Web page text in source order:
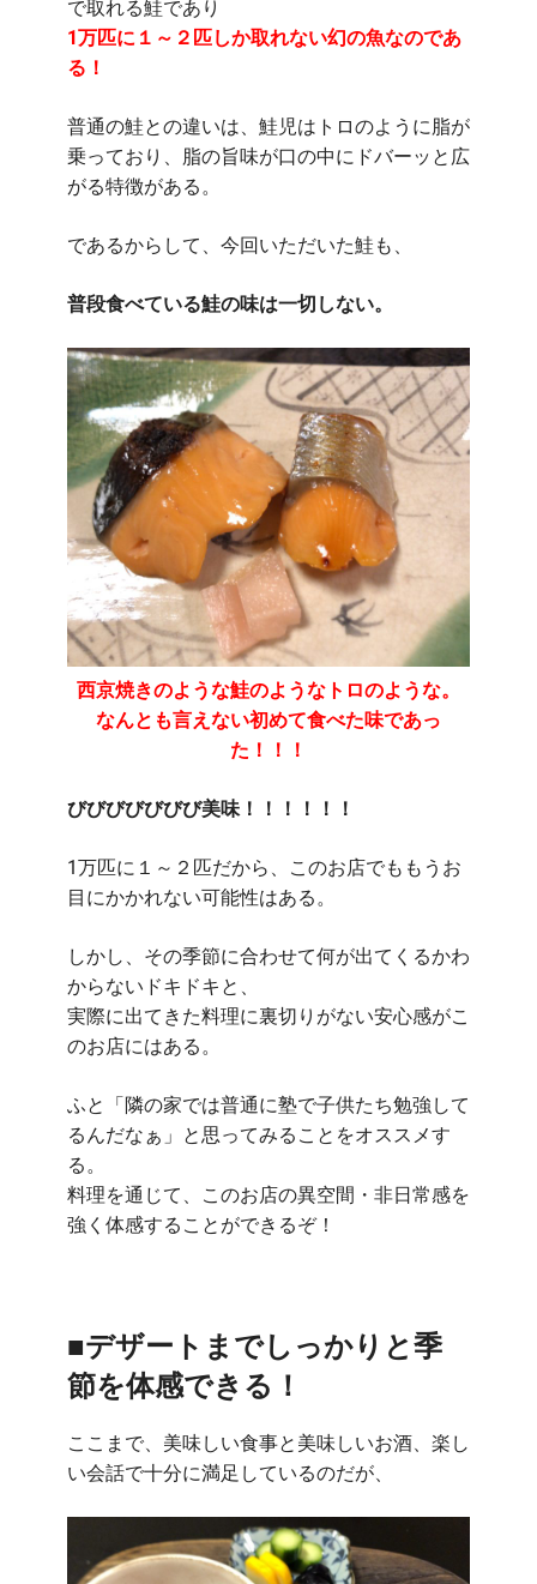
で取れる鮭であり
1万匹に１～２匹しか取れない幻の魚なのであ
る！
普通の鮭との違いは、鮭児はトロのように脂が
乗っており、脂の旨味が口の中にドバーッと広
がる特徴がある。
であるからして、今回いただいた鮭も、
普段食べている鮭の味は一切しない。
西京焼きのような鮭のようなトロのような。
なんとも言えない初めて食べた味であっ
た！！！
びびびびびびび美味！！！！！！
1万匹に１～２匹だから、このお店でももうお
目にかかれない可能性はある。
しかし、その季節に合わせて何が出てくるかわ
からないドキドキと、
実際に出てきた料理に裏切りがない安心感がこ
のお店にはある。
ふと「隣の家では普通に塾で子供たち勉強して
るんだなぁ」と思ってみることをオススメす
る。
料理を通じて、このお店の異空間・非日常感を
強く体感することができるぞ！
■デザートまでしっかりと季
節を体感できる！
ここまで、美味しい食事と美味しいお酒、楽し
い会話で十分に満足しているのだが、